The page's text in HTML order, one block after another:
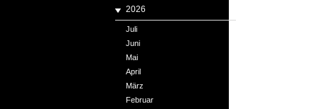
2026
Juli
Juni
Mai
April
März
Februar